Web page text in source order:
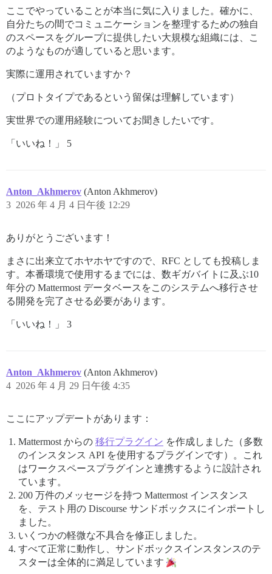
ここでやっていることが本当に気に入りました。確かに、
自分たちの間でコミュニケーションを整理するための独自
のスペースをグループに提供したい大規模な組織には、こ
のようなものが適していると思います。
実際に運用されていますか？
（プロトタイプであるという留保は理解しています）
実世界での運用経験についてお聞きしたいです。
「いいね！」 5
Anton_Akhmerov (Anton Akhmerov)
2026 年 4 月 4 日午後 12:29
3
ありがとうございます！
まさに出来立てホヤホヤですので、RFC としても投稿しま
す。本番環境で使用するまでには、数ギガバイトに及ぶ10
年分の Mattermost データベースをこのシステムへ移行させ
る開発を完了させる必要があります。
「いいね！」 3
Anton_Akhmerov (Anton Akhmerov)
2026 年 4 月 29 日午後 4:35
4
ここにアップデートがあります：
Mattermost からの 移行プラグイン を作成しました（多数
のインスタンス API を使用するプラグインです）。これ
はワークスペースプラグインと連携するように設計され
ています。
200 万件のメッセージを持つ Mattermost インスタンス
を、テスト用の Discourse サンドボックスにインポートし
ました。
いくつかの軽微な不具合を修正しました。
すべて正常に動作し、サンドボックスインスタンスのテ
スターは全体的に満足しています